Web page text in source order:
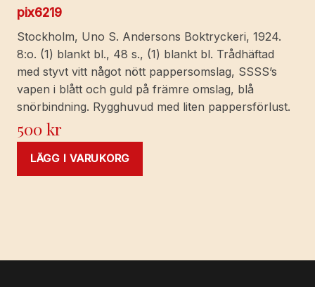
pix6219
Stockholm, Uno S. Andersons Boktryckeri, 1924.
8:o. (1) blankt bl., 48 s., (1) blankt bl. Trådhäftad
med styvt vitt något nött pappersomslag, SSSS’s
vapen i blått och guld på främre omslag, blå
snörbindning. Rygghuvud med liten pappersförlust.
500kr
LÄGG I VARUKORG